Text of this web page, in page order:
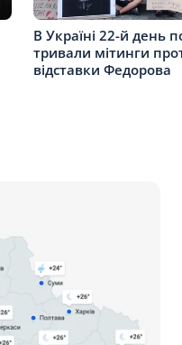
В Україні 22-й день
тривали мітинги
відставки Федорова